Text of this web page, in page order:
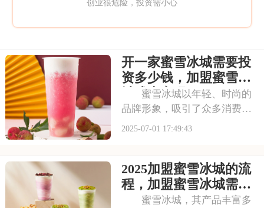
创业很危险，投资需小心
开一家蜜雪冰城需要投
资多少钱，加盟蜜雪冰
城成本高吗
蜜雪冰城以年轻、时尚的
品牌形象，吸引了众多消费者
的目光。其成熟的运营模式和
冰城需要投入多少费用呢？以
下是开一家蜜雪冰城需要投资
多少钱，加盟蜜雪冰
2025-07-01 17:49:43
2025加盟蜜雪冰城的流
程，加盟蜜雪冰城需要
具备哪些条件
蜜雪冰城，其产品丰富多